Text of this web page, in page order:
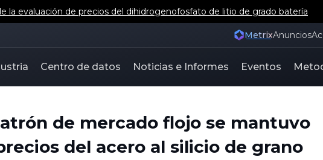
la evaluación de precios del dihidrogenofosfato de litio de grado batería
MetrixAnuncios
Centro de datos Noticias e Informes Eventos
de mercado flojo se mantuvo
del acero al silicio de grano